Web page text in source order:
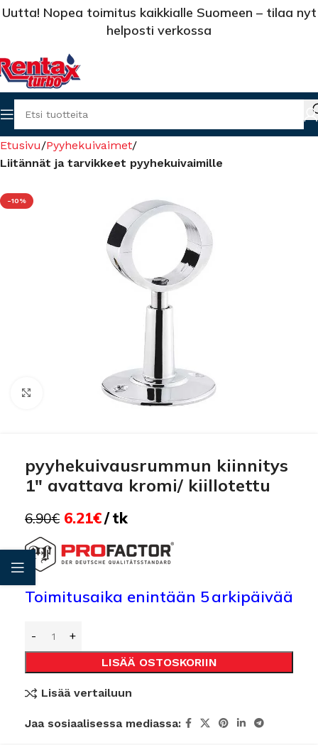
Uutta! Nopea toimitus kaikkialle Suomeen – tilaa nyt
helposti verkossa
Etusivu Pyyhekuivaimet
Liitännät ja tarvikkeet pyyhekuivaimille
-10%
Click to enlarge
pyyhekuivausrummun kiinnitys
1″ avattava kromi/ kiillotettu
6.90€ 6.21€ tk
Toimitusaika enintään 5 arkipäivää
LISÄÄ OSTOSKORIIN
Lisää vertailuun
Jaa sosiaalisessa mediassa: